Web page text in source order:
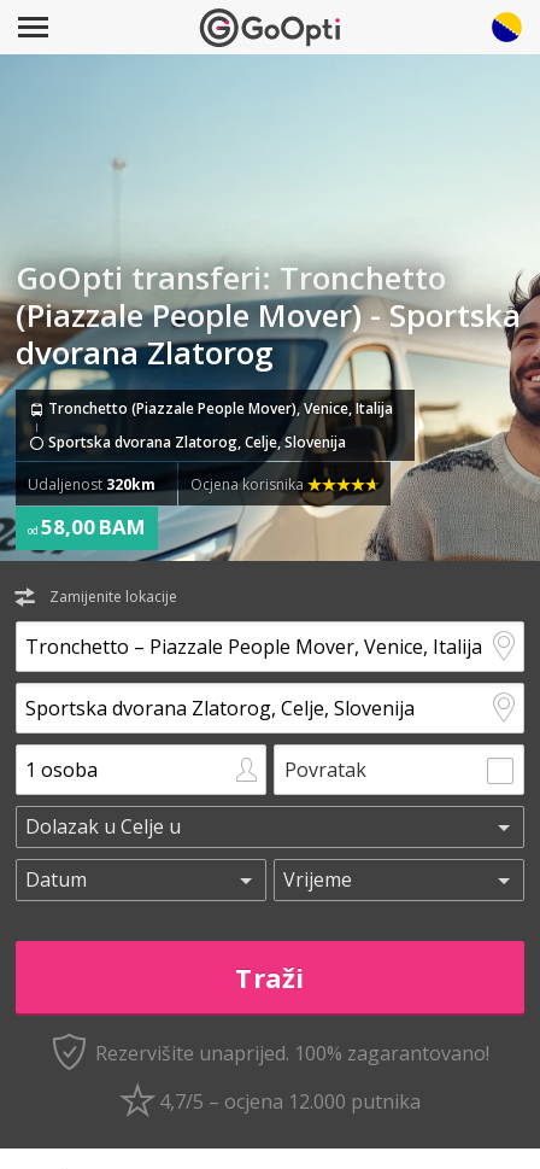
GoOpti transferi: Tronchetto
(Piazzale People Mover) - Sportska
dvorana Zlatorog
Tronchetto (Piazzale People Mover), Venice, Italija
Sportska dvorana Zlatorog, Celje, Slovenija
Udaljenost 320km Ocjena korisnika
od58,00 BAM
Zamijenite lokacije
Povratak
Rezervišite unaprijed. 100% zagarantovano!
4,7/5 – ocjena 12.000 putnika